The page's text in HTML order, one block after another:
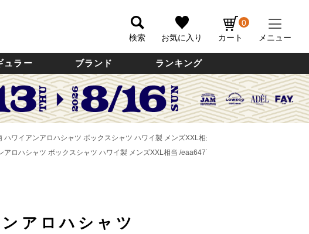
検索 お気に入り カート
0
メニュー
ュラー ブランド ランキング
ワイアンアロハシャツ ボックスシャツ ハワイ製 メンズXXL相当 /eaa647726 【中古】
ロハシャツ ボックスシャツ ハワイ製 メンズXXL相当 /eaa647726 【中古】
アロハシャツ